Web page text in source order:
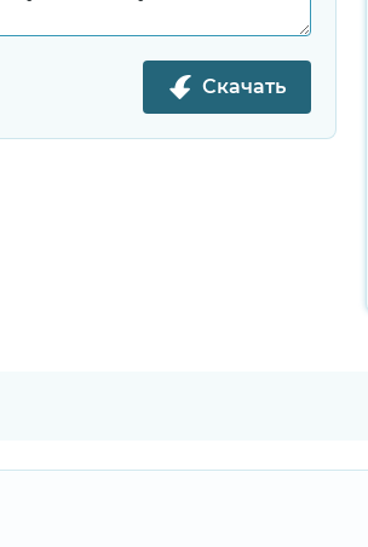
Скачать